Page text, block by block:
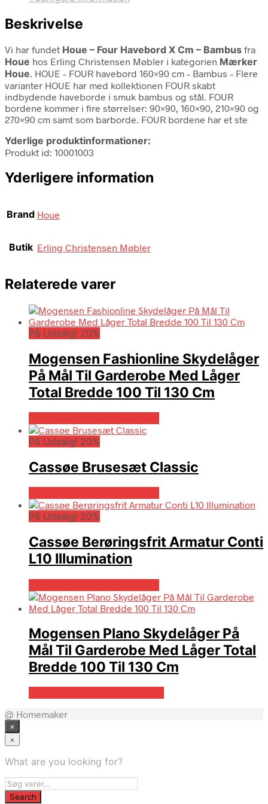
Beskrivelse
Vi har fundet Houe – Four Havebord X Cm – Bambus fra
Houe hos Erling Christensen Møbler i kategorien Mærker
Houe. HOUE – FOUR havebord 160×90 cm – Bambus – Flere
varianter HOUE har med kollektionen FOUR skabt
indbydende haveborde i smuk bambus og stål. FOUR
bordene kommer i fire størrelser: 90×90, 160×90, 210×90 og
270×90 cm samt som barborde. FOUR bordene har et ste
Yderlige produktinformationer:
Produkt id: 10001003
Yderligere information
Brand Houe
Butik Erling Christensen Møbler
Relaterede varer
På Udsalg! 20%
Mogensen Fashionline Skydelåger
På Mål Til Garderobe Med Låger
Total Bredde 100 Til 130 Cm
På Udsalg! 20%
Cassøe Brusesæt Classic
På Udsalg! 20%
Cassøe Berøringsfrit Armatur Conti
L10 Illumination
Mogensen Plano Skydelåger På
Mål Til Garderobe Med Låger Total
Bredde 100 Til 130 Cm
@ Homemaker
×
×
What are you looking for?